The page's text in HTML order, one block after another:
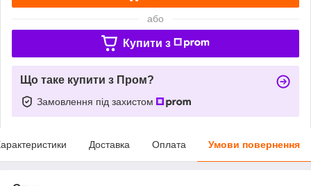
або
Купити з
Що таке купити з Пром?
Замовлення під захистом
Доставка Оплата Умови повернення